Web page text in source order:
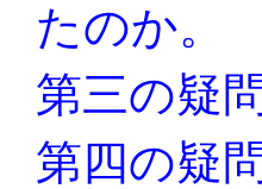
たのか。
第三の疑
第四の疑